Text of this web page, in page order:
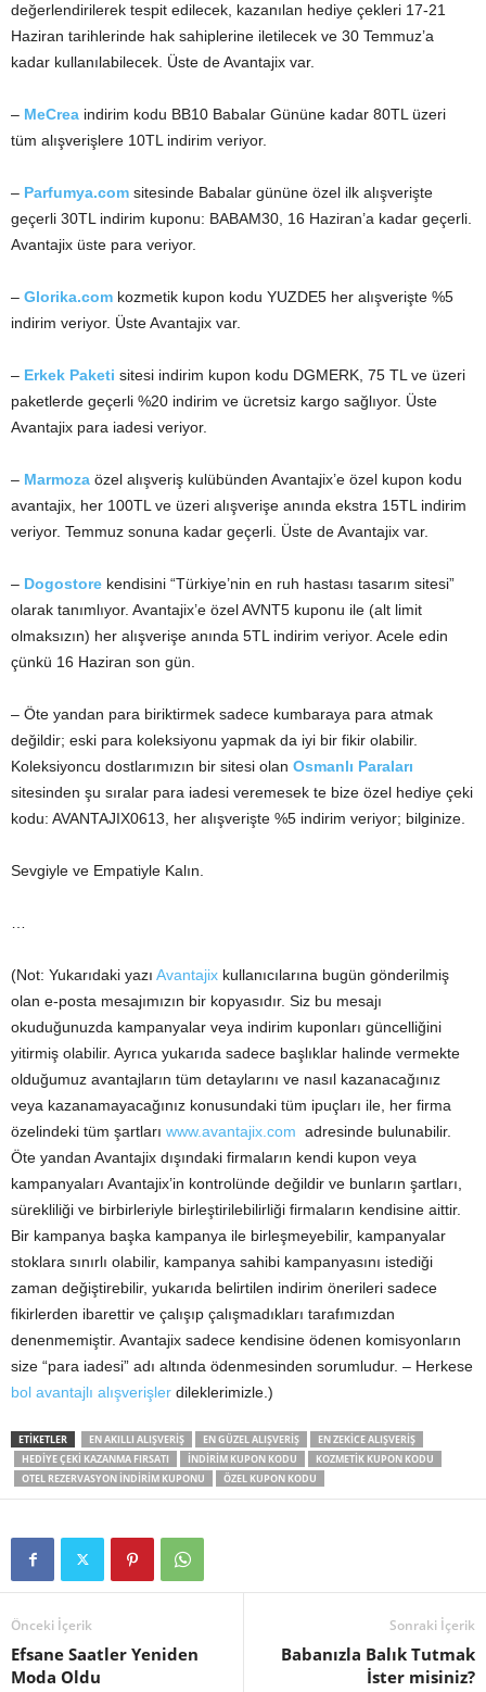
değerlendirilerek tespit edilecek, kazanılan hediye çekleri 17-21
Haziran tarihlerinde hak sahiplerine iletilecek ve 30 Temmuz’a
kadar kullanılabilecek. Üste de Avantajix var.
– MeCrea indirim kodu BB10 Babalar Gününe kadar 80TL üzeri
tüm alışverişlere 10TL indirim veriyor.
– Parfumya.com sitesinde Babalar gününe özel ilk alışverişte
geçerli 30TL indirim kuponu: BABAM30, 16 Haziran’a kadar geçerli.
Avantajix üste para veriyor.
– Glorika.com kozmetik kupon kodu YUZDE5 her alışverişte %5
indirim veriyor. Üste Avantajix var.
– Erkek Paketi sitesi indirim kupon kodu DGMERK, 75 TL ve üzeri
paketlerde geçerli %20 indirim ve ücretsiz kargo sağlıyor. Üste
Avantajix para iadesi veriyor.
– Marmoza özel alışveriş kulübünden Avantajix’e özel kupon kodu
avantajix, her 100TL ve üzeri alışverişe anında ekstra 15TL indirim
veriyor. Temmuz sonuna kadar geçerli. Üste de Avantajix var.
– Dogostore kendisini “Türkiye’nin en ruh hastası tasarım sitesi”
olarak tanımlıyor. Avantajix’e özel AVNT5 kuponu ile (alt limit
olmaksızın) her alışverişe anında 5TL indirim veriyor. Acele edin
çünkü 16 Haziran son gün.
– Öte yandan para biriktirmek sadece kumbaraya para atmak
değildir; eski para koleksiyonu yapmak da iyi bir fikir olabilir.
Koleksiyoncu dostlarımızın bir sitesi olan Osmanlı Paraları
sitesinden şu sıralar para iadesi veremesek te bize özel hediye çeki
kodu: AVANTAJIX0613, her alışverişte %5 indirim veriyor; bilginize.
Sevgiyle ve Empatiyle Kalın.
(Not: Yukarıdaki yazı Avantajix kullanıcılarına bugün gönderilmiş
olan e-posta mesajımızın bir kopyasıdır. Siz bu mesajı
okuduğunuzda kampanyalar veya indirim kuponları güncelliğini
yitirmiş olabilir. Ayrıca yukarıda sadece başlıklar halinde vermekte
olduğumuz avantajların tüm detaylarını ve nasıl kazanacağınız
veya kazanamayacağınız konusundaki tüm ipuçları ile, her firma
özelindeki tüm şartları www.avantajix.com adresinde bulunabilir.
Öte yandan Avantajix dışındaki firmaların kendi kupon veya
kampanyaları Avantajix’in kontrolünde değildir ve bunların şartları,
sürekliliği ve birbirleriyle birleştirilebilirliği firmaların kendisine aittir.
Bir kampanya başka kampanya ile birleşmeyebilir, kampanyalar
stoklara sınırlı olabilir, kampanya sahibi kampanyasını istediği
zaman değiştirebilir, yukarıda belirtilen indirim önerileri sadece
fikirlerden ibarettir ve çalışıp çalışmadıkları tarafımızdan
denenmemiştir. Avantajix sadece kendisine ödenen komisyonların
size “para iadesi” adı altında ödenmesinden sorumludur. – Herkese
bol avantajlı alışverişler dileklerimizle.)
ETIKETLER EN AKILLI ALIŞVERIŞ EN GÜZEL ALIŞVERIŞ
EN ZEKICE ALIŞVERIŞ
HEDIYE ÇEKI KAZANMA FIRSATI
INDIRIM KUPON KODU
KOZMETIK KUPON KODU
OTEL REZERVASYON INDIRIM KUPONU
ÖZEL KUPON KODU
Önceki İçerik
Efsane Saatler Yeniden
Moda Oldu
Sonraki İçerik
Babanızla Balık Tutmak
İster misiniz?